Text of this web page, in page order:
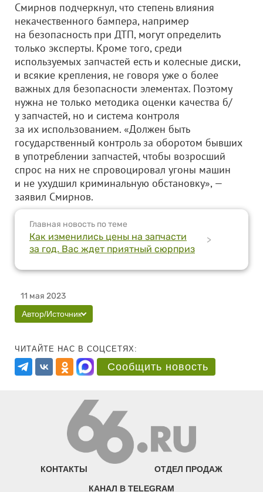
Смирнов подчеркнул, что степень влияния
некачественного бампера, например
на безопасность при ДТП, могут определить
только эксперты. Кроме того, среди
используемых запчастей есть и колесные диски,
и всякие крепления, не говоря уже о более
важных для безопасности элементах. Поэтому
нужна не только методика оценки качества б/
у запчастей, но и система контроля
за их использованием. «Должен быть
государственный контроль за оборотом бывших
в употреблении запчастей, чтобы возросший
спрос на них не спровоцировал угоны машин
и не ухудшил криминальную обстановку», —
заявил Смирнов.
Главная новость по теме
Как изменились цены на запчасти
за год. Вас ждет приятный сюрприз
>
11 мая 2023
Автор/Источник
ЧИТАЙТЕ НАС В СОЦСЕТЯХ:
Сообщить новость
КОНТАКТЫ ОТДЕЛ ПРОДАЖ
КАНАЛ В TELEGRAM